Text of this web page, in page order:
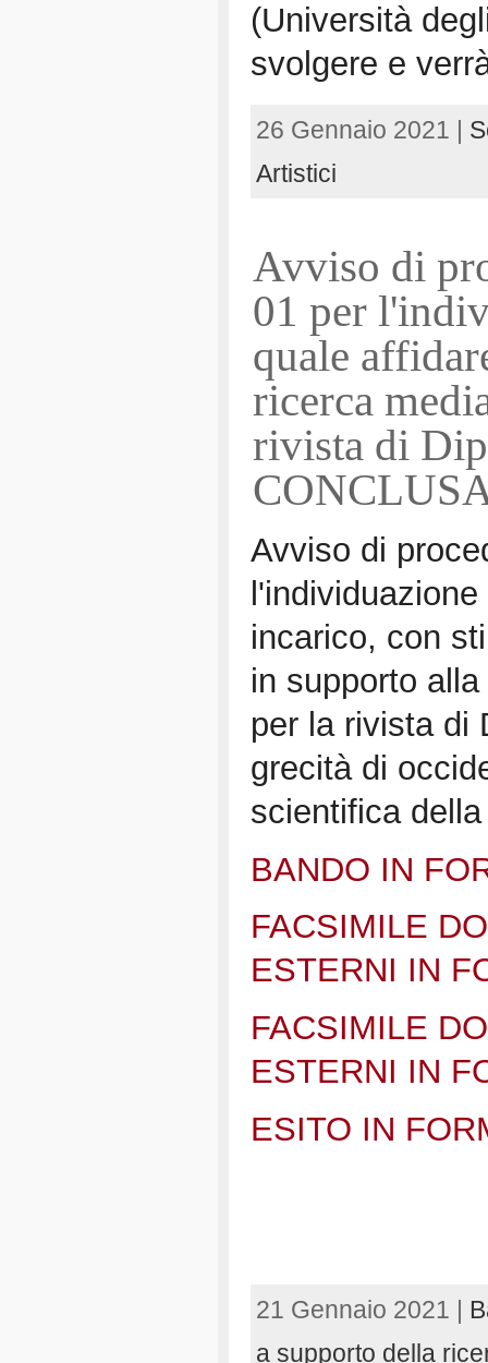
(Università
svolgere e
26 Gennaio 2021 |
Artistici
Avviso di
01 per
quale
ricerca
rivista di
Avviso di
incarico, con
in supporto
per la rivista di
grecità di
scientifica
BANDO IN
FACSIMILE
ESTERNI IN
FACSIMILE
ESTERNI IN
ESITO IN
21 Gennaio 2021 |
a supporto della